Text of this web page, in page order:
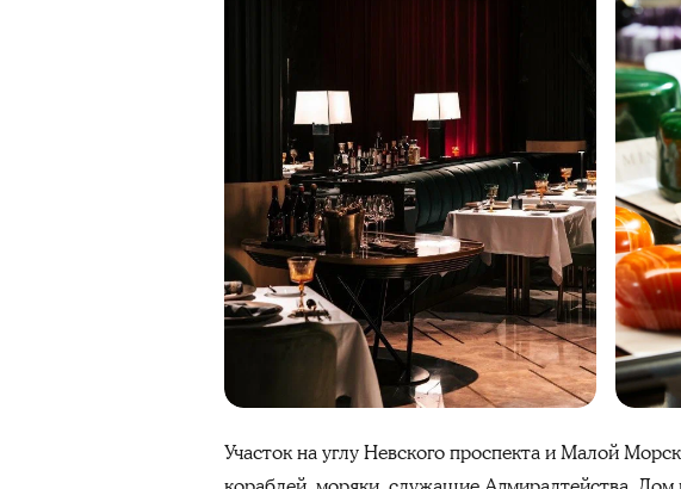
Участок на углу Невского проспекта и Малой